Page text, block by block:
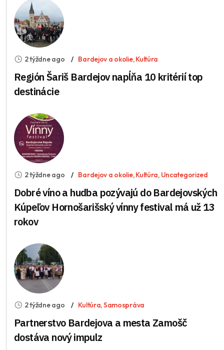
2 týždne ago Bardejov a okolie,Kultúra
Región Šariš Bardejov napĺňa 10 kritérií top
destinácie
2 týždne ago Bardejov a okolie,Kultúra, Uncategorized
Dobré víno a hudba pozývajú do Bardejovských
Kúpeľov Hornošarišský vínny festival má už 13
rokov
2 týždne ago Kultúra,Samospráva
Partnerstvo Bardejova a mesta Zamošč
dostáva nový impulz